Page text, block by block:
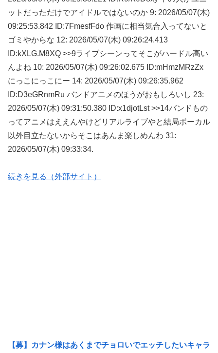
ットだっただけでアイドルではないのか 9: 2026/05/07(木)
09:25:53.842 ID:7FmesfFdo 作画に相当気合入ってないと
ゴミやからな 12: 2026/05/07(木) 09:26:24.413
ID:kXLG.M8XQ >>9ライブシーンってそこがハードル高い
んよね 10: 2026/05/07(木) 09:26:02.675 ID:mHmzMRzZx
にっこにっこにー 14: 2026/05/07(木) 09:26:35.962
ID:D3eGRnmRu バンドアニメのほうがおもしろいし 23:
2026/05/07(木) 09:31:50.380 ID:x1djotLst >>14バンドもの
ってアニメはええんやけどリアルライブやと結局ボーカル
以外目立たないからそこはあんま楽しめんわ 31:
2026/05/07(木) 09:33:34.
続きを見る（外部サイト）
【募】カナン様はあくまでチョロいでエッチしたいキャラ